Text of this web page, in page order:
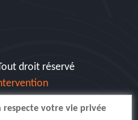
droit réservé
404 000 30
respecte votre vie privée